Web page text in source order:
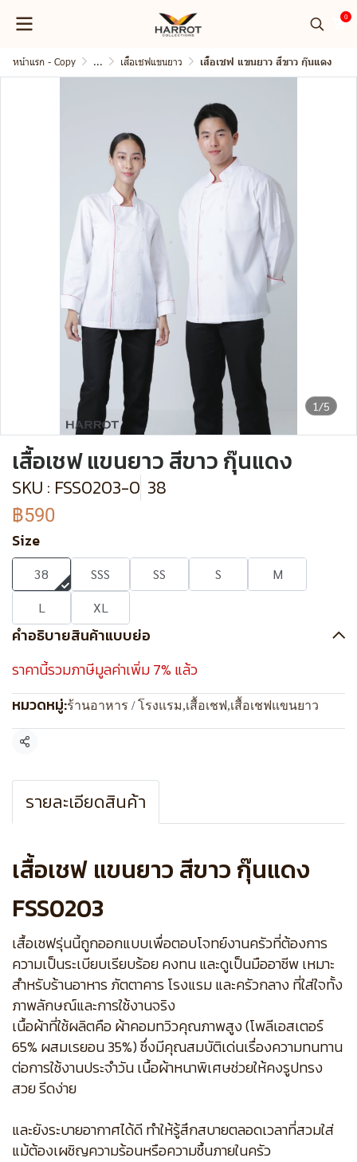
0
หน้าแรก - Copy ... เสื้อเชฟแขนยาว เสื้อเชฟ แขนยาว สีขาว กุ๊นแดง
1/5
เสื้อเชฟ แขนยาว สีขาว กุ๊นแดง
SKU : FSS0203-0 38
฿590
Size
38 SSS SS S
M
L
XL
คำอธิบายสินค้าแบบย่อ
ราคานี้รวมภาษีมูลค่าเพิ่ม 7% แล้ว
หมวดหมู่:ร้านอาหาร / โรงแรม,เสื้อเชฟ,เสื้อเชฟแขนยาว
แชร์
รายละเอียดสินค้า
เสื้อเชฟ แขนยาว สีขาว กุ๊นแดง
FSS0203
เสื้อเชฟรุ่นนี้ถูกออกแบบเพื่อตอบโจทย์งานครัวที่ต้องการ
ความเป็นระเบียบเรียบร้อย คงทน และดูเป็นมืออาชีพ เหมาะ
สำหรับร้านอาหาร ภัตตาคาร โรงแรม และครัวกลาง ที่ใส่ใจทั้ง
ภาพลักษณ์และการใช้งานจริง
เนื้อผ้าที่ใช้ผลิตคือ ผ้าคอมทวิวคุณภาพสูง (โพลีเอสเตอร์
65% ผสมเรยอน 35%) ซึ่งมีคุณสมบัติเด่นเรื่องความทนทาน
ต่อการใช้งานประจำวัน เนื้อผ้าหนาพิเศษช่วยให้คงรูปทรง
สวย รีดง่าย
และยังระบายอากาศได้ดี ทำให้รู้สึกสบายตลอดเวลาที่สวมใส่
แม้ต้องเผชิญความร้อนหรือความชื้นภายในครัว